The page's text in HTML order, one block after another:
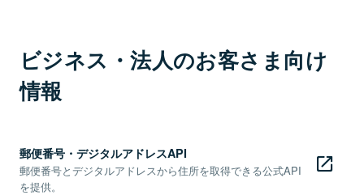
ビジネス・法人のお客さま向け
情報
郵便番号・デジタルアドレスAPI
郵便番号とデジタルアドレスから住所を取得できる公式API
を提供。